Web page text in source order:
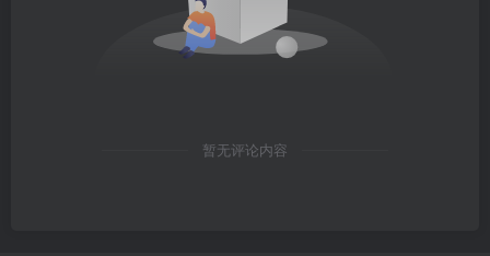
暂无评论内容